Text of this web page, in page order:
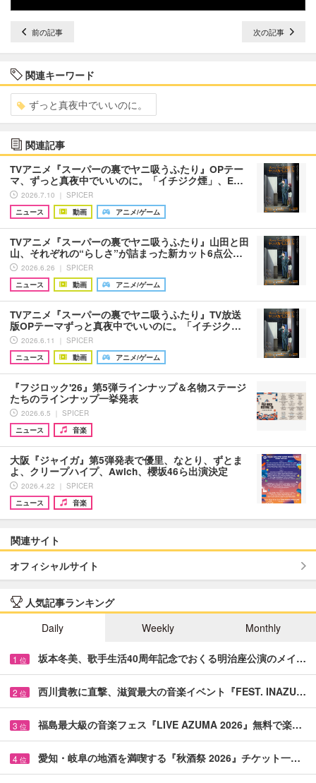
前の記事 次の記事
関連キーワード
ずっと真夜中でいいのに。
関連記事
TVアニメ『スーパーの裏でヤニ吸うふたり』OPテー
マ、ずっと真夜中でいいのに。「イチジク煙」、E…
2026.7.10 ｜ SPICER
ニュース
動画 アニメ/ゲーム
TVアニメ『スーパーの裏でヤニ吸うふたり』山田と田
山、それぞれの“らしさ”が詰まった新カット6点公…
2026.6.26 ｜ SPICER
ニュース
動画 アニメ/ゲーム
TVアニメ『スーパーの裏でヤニ吸うふたり』TV放送
版OPテーマずっと真夜中でいいのに。「イチジク…
2026.6.11 ｜ SPICER
ニュース
動画 アニメ/ゲーム
『フジロック'26』第5弾ラインナップ＆名物ステージ
たちのラインナップ一挙発表
2026.6.5 ｜ SPICER
ニュース
音楽
大阪『ジャイガ』第5弾発表で優里、なとり、ずとま
よ、クリープハイプ、Awich、櫻坂46ら出演決定
2026.4.22 ｜ SPICER
ニュース
音楽
関連サイト
オフィシャルサイト
人気記事ランキング
Daily
Weekly Monthly
1 位 坂本冬美、歌手生活40周年記念でおくる明治座公演のメイ…
2 位 西川貴教に直撃、滋賀最大の音楽イベント『FEST. INAZU…
3 位 福島最大級の音楽フェス『LIVE AZUMA 2026』無料で楽…
4 位 愛知・岐阜の地酒を満喫する『秋酒祭 2026』チケット一…